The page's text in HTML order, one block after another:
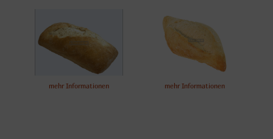
mehr Informationen mehr Informationen